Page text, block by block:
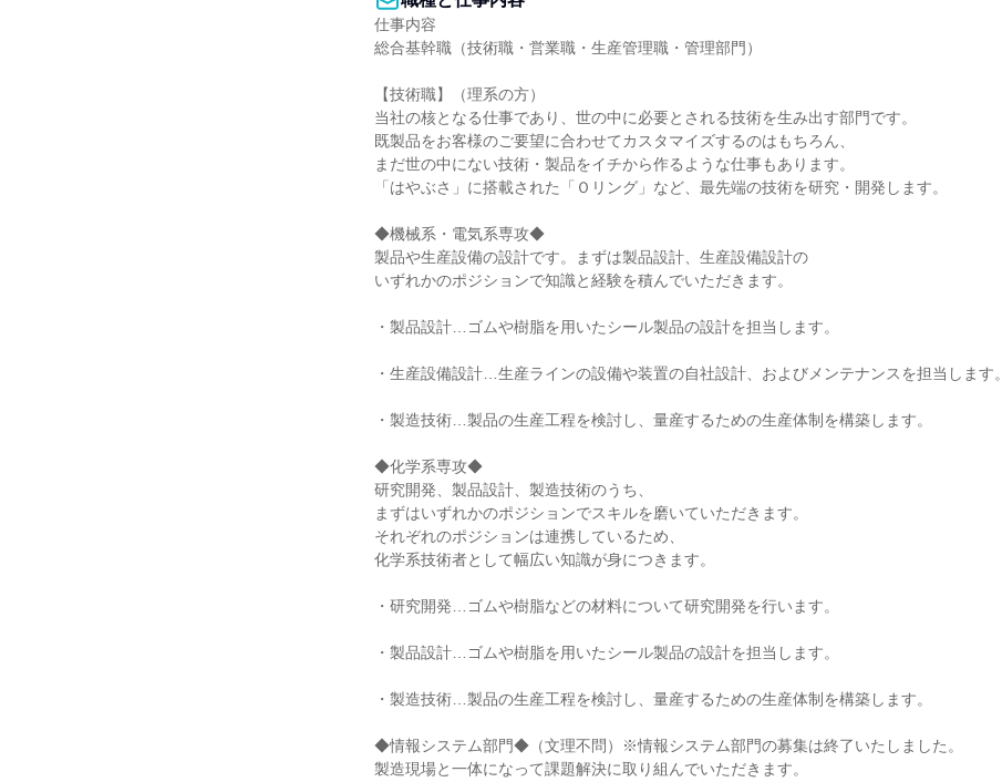
仕事内容
総合基幹職（技術職・営業職・生産管理職・管理部門）
【技術職】（理系の方）
当社の核となる仕事であり、世の中に必要とされる技術を生み出す部門です。
既製品をお客様のご要望に合わせてカスタマイズするのはもちろん、
まだ世の中にない技術・製品をイチから作るような仕事もあります。
「はやぶさ」に搭載された「Ｏリング」など、最先端の技術を研究・開発します。
◆機械系・電気系専攻◆
製品や生産設備の設計です。まずは製品設計、生産設備設計の
いずれかのポジションで知識と経験を積んでいただきます。
・製品設計…ゴムや樹脂を用いたシール製品の設計を担当します。
・生産設備設計…生産ラインの設備や装置の自社設計、およびメンテナンスを担当します。
・製造技術…製品の生産工程を検討し、量産するための生産体制を構築します。
◆化学系専攻◆
研究開発、製品設計、製造技術のうち、
まずはいずれかのポジションでスキルを磨いていただきます。
それぞれのポジションは連携しているため、
化学系技術者として幅広い知識が身につきます。
・研究開発…ゴムや樹脂などの材料について研究開発を行います。
・製品設計…ゴムや樹脂を用いたシール製品の設計を担当します。
・製造技術…製品の生産工程を検討し、量産するための生産体制を構築します。
◆情報システム部門◆（文理不問）※情報システム部門の募集は終了いたしました。
製造現場と一体になって課題解決に取り組んでいただきます。